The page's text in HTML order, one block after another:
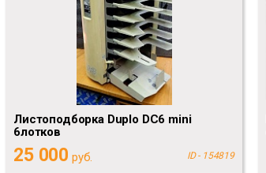
Листоподборка Duplo DC6 mini
6лотков
25 000 руб. ID - 154819